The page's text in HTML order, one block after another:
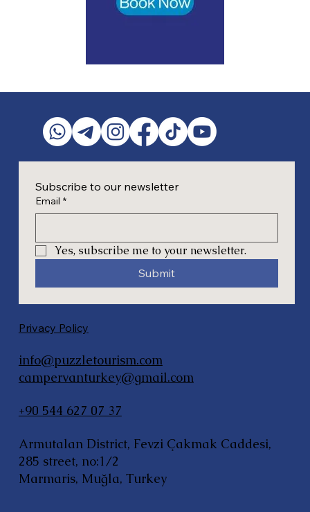
Subscribe to our newsletter
Email *
Yes, subscribe me to your newsletter.
Submit
Privacy Policy
info@puzzletourism.com
campervanturkey@gmail.com
+90 544 627 07 37
Armutalan District, Fevzi Çakmak Caddesi,
285 street, no:1/2
Marmaris, Muğla, Turkey